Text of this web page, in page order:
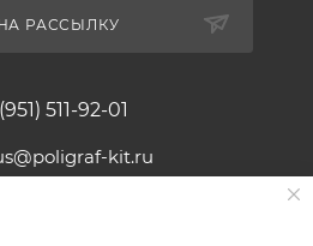
РАССЫЛКУ
511-92-01
kit.ru
склад ТЦ "Альтус"